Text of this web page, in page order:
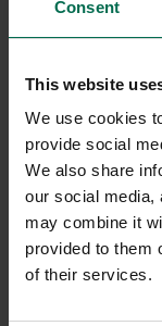
Consent
This website
We use cookies
provide social
We also share
our social media,
may combine it
provided to them
of their services.